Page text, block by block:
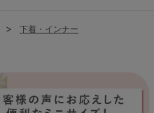
下着・インナー